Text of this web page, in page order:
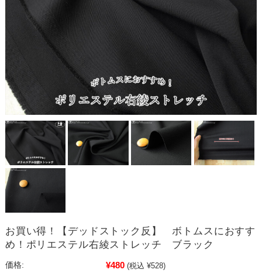
お買い得！【デッドストック反】 ボトムスにおすす
め！ポリエステル右綾ストレッチ ブラック
価格: ¥480 (税込 ¥528)